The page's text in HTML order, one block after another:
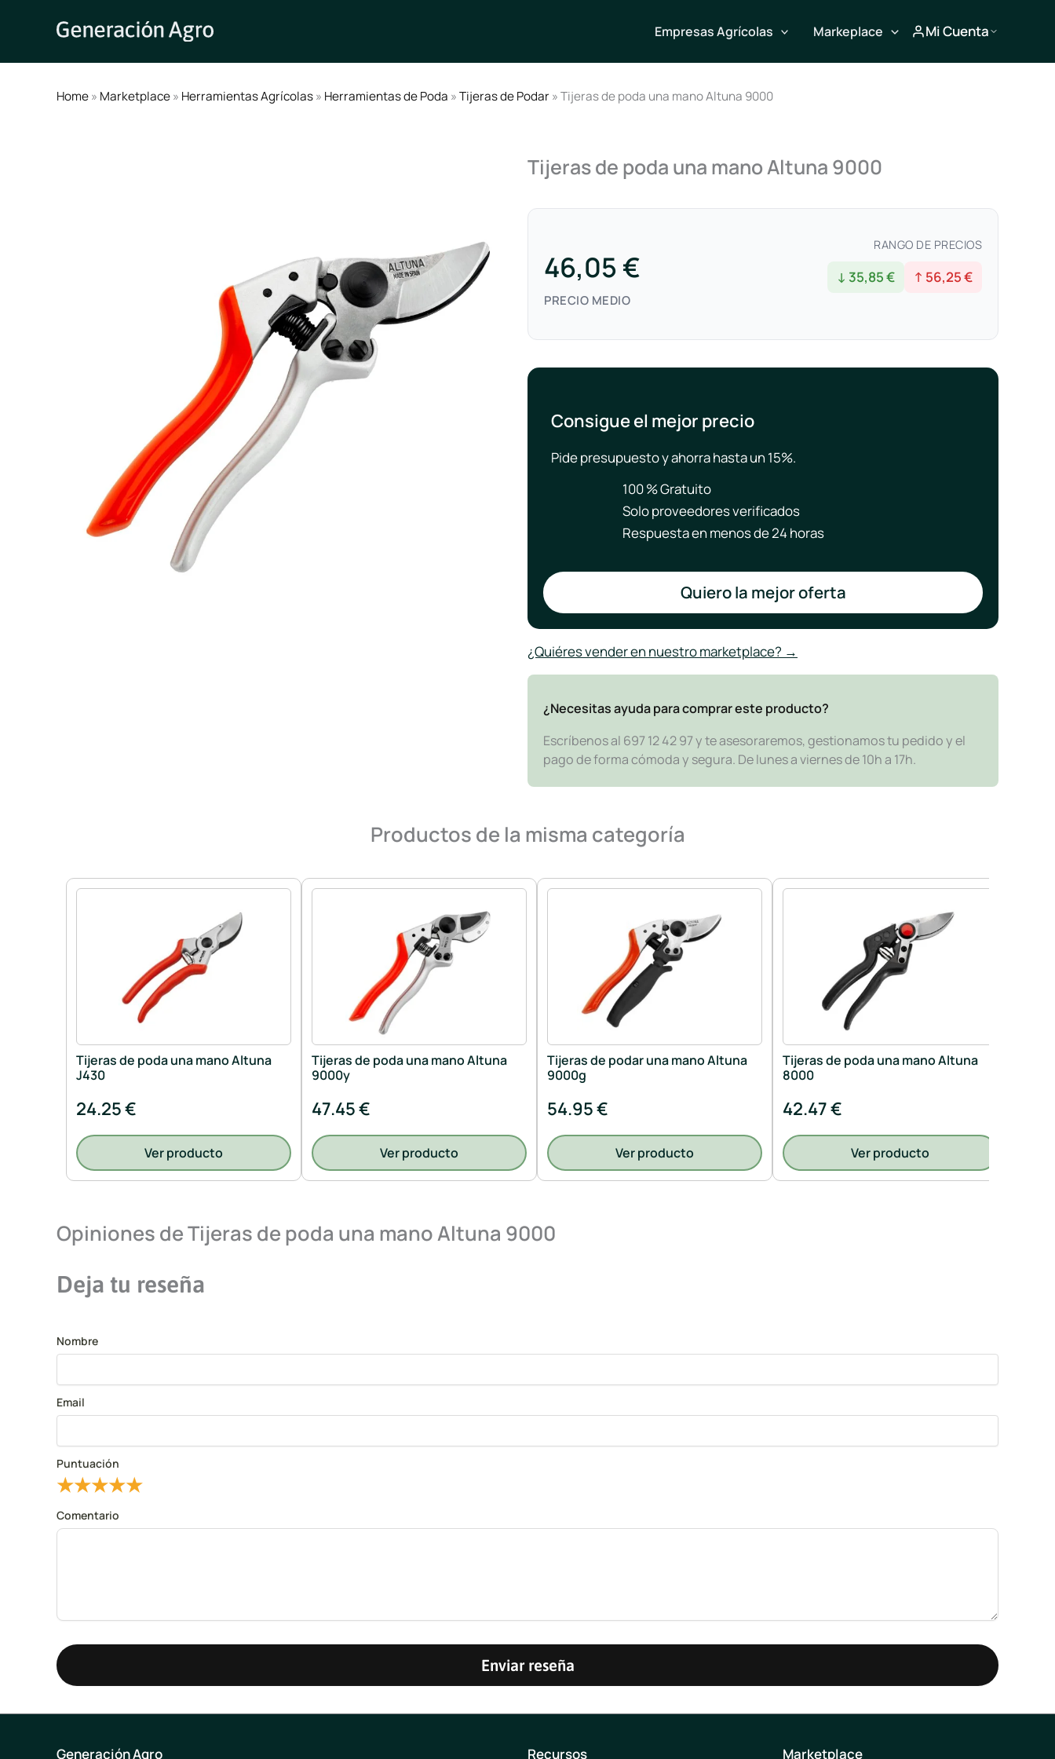
Empresas Agrícolas Markeplace Mi Cuenta
Home» Marketplace» Herramientas Agrícolas» Herramientas de Poda »Tijeras de Podar» Tijeras de poda una mano Altuna 9000
Tijeras de poda una mano Altuna 9000
46,05 €
PRECIO MEDIO
RANGO DE PRECIOS
↓ 35,85 € ↑ 56,25 €
Consigue el mejor precio
Pide presupuesto y ahorra hasta un 15%.
100 % Gratuito
Solo proveedores verificados
Respuesta en menos de 24 horas
Quiero la mejor oferta
¿Quiéres vender en nuestro marketplace? →
¿Necesitas ayuda para comprar este producto?
Escríbenos al 697 12 42 97 y te asesoraremos, gestionamos tu pedido y el
pago de forma cómoda y segura. De lunes a viernes de 10h a 17h.
Productos de la misma categoría
Tijeras de poda una mano Altuna
J430
24.25 €
Ver producto
Tijeras de poda una mano Altuna
9000y
47.45 €
Ver producto
Tijeras de podar una mano Altuna
9000g
54.95 €
Ver producto
Tijeras de poda una mano Altuna
8000
42.47 €
Ver producto
Opiniones de Tijeras de poda una mano Altuna 9000
Deja tu reseña
Nombre
Email
Puntuación
★
★
★
★
★
Comentario
Enviar reseña
Generación Agro Recursos Marketplace